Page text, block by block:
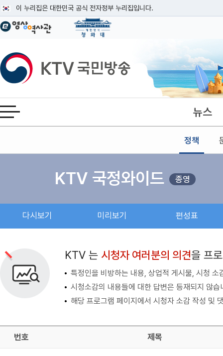
이 누리집은 대한민국 공식 전자정부 누리집입니다.
공식 누리집 주소 확인하기
이밖에 or.kr 또는 .kr등 다른 도메인 주소를 사용하고 있다면 아래 URL에서
운영중인 공식 누리집보기
KTV국민방송
전체메뉴 열기 뉴스
정책
본문
KTV 국정와이드 종영
다시보기 미리보기 편성표
KTV 는 시청자 여러분의 의견을 프
특정인을 비방하는 내용, 상업적 게시물, 시청
시청소감의 내용들에 대한 답변은 등재되지 않습
해당 프로그램 페이지에서 시청자 소감 작성 및
번호 제목
검색 조건
검색어 입력
검색